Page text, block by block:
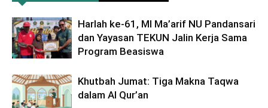
Harlah ke-61, MI Ma’arif NU Pandansari
dan Yayasan TEKUN Jalin Kerja Sama
Program Beasiswa
Khutbah Jumat: Tiga Makna Taqwa
dalam Al Qur’an